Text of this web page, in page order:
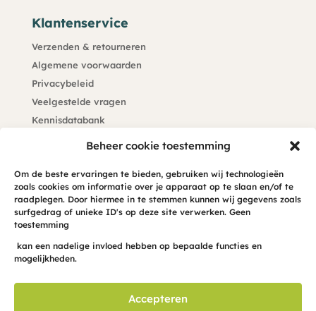
Beheer cookie toestemming
Om de beste ervaringen te bieden, gebruiken wij technologieën
zoals cookies om informatie over je apparaat op te slaan en/of te
raadplegen. Door hiermee in te stemmen kunnen wij gegevens zoals
surfgedrag of unieke ID's op deze site verwerken. Geen
toestemming
kan een nadelige invloed hebben op bepaalde functies en
mogelijkheden.
Accepteren
Klantenservice
Verzenden & retourneren
Algemene voorwaarden
Privacybeleid
Veelgestelde vragen
Kennisdatabank
Blijf op de hoogte
Meld je hier aan voor de maandelijkse hond-INFO-cus
in je mailbox